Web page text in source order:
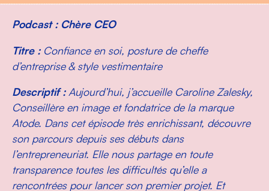
Podcast : Chère CEO
Titre :Confiance en soi, posture de cheffe
d’entreprise & style vestimentaire
Descriptif :Aujourd’hui, j’accueille Caroline Zalesky,
Conseillère en image et fondatrice de la marque
Atode. Dans cet épisode très enrichissant, découvre
son parcours depuis ses débuts dans
l’entrepreneuriat. Elle nous partage en toute
transparence toutes les difficultés qu’elle a
rencontrées pour lancer son premier projet. Et